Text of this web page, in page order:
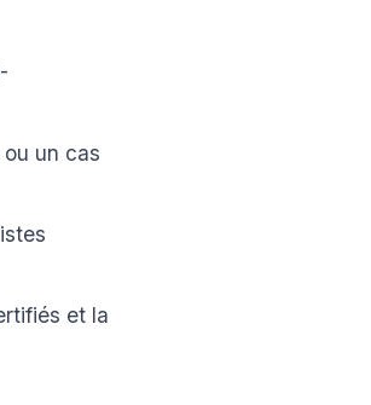
un cas
et la